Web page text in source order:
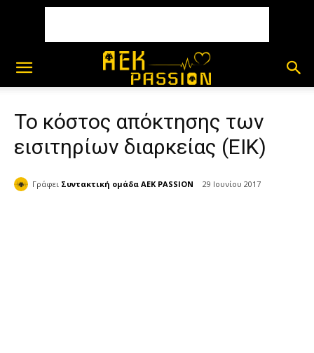
Το κόστος απόκτησης των
εισιτηρίων διαρκείας (ΕΙΚ)
Γράφει Συντακτική ομάδα AEK PASSION 29 Ιουνίου 2017